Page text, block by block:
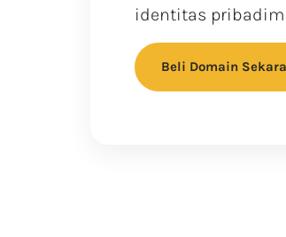
identitas
Beli Domain